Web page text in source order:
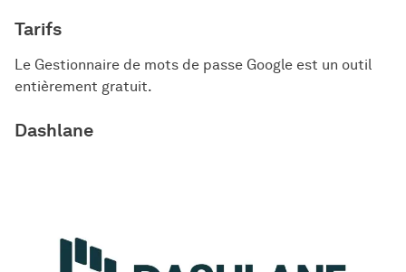
Tarifs
Le Gestionnaire de mots de passe Google est un outil
entièrement gratuit.
Dashlane